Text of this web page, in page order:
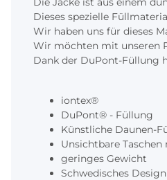
Dieses spezielle
Wir haben uns für dieses
Wir möchten mit unseren
Dank der DuPont-Füllung
iontex®
DuPont® - Füllung
Künstliche Daunen-
Unsichtbare
geringes Gewicht
Schwedisches Design